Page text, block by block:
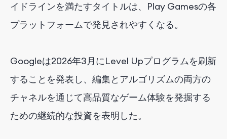
イドラインを満たすタイトルは、Play Gamesの各
プラットフォームで発見されやすくなる。
Googleは2026年3月にLevel Upプログラムを刷新
することを発表し、編集とアルゴリズムの両方の
チャネルを通じて高品質なゲーム体験を発掘する
ための継続的な投資を表明した。